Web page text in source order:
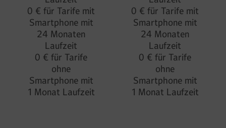
0 € für Tarife mit
Smartphone mit
24 Monaten
Laufzeit
0 € für Tarife
ohne
Smartphone mit
1 Monat Laufzeit
0 € für Tarife mit
Smartphone mit
24 Monaten
Laufzeit
0 € für Tarife
ohne
Smartphone mit
1 Monat Laufzeit